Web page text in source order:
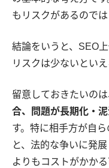
もリスクがあるので
結論をいうと、SEO
リスクは少ないといえ
留意しておきたいのは
合、問題が長期化・
す。特に相手方が自
と、法的な争いに発
よりもコストがかかる